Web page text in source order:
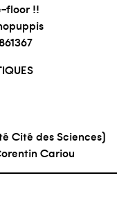
floor !!
Cité des Sciences)
Cariou